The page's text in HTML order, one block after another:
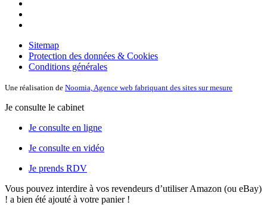
Sitemap
Protection des données & Cookies
Conditions générales
Une réalisation de Noomia, Agence web fabriquant des sites sur mesure
Je consulte le cabinet
Je consulte en ligne
Je consulte en vidéo
Je prends RDV
Vous pouvez interdire à vos revendeurs d’utiliser Amazon (ou eBay)
! a bien été ajouté à votre panier !